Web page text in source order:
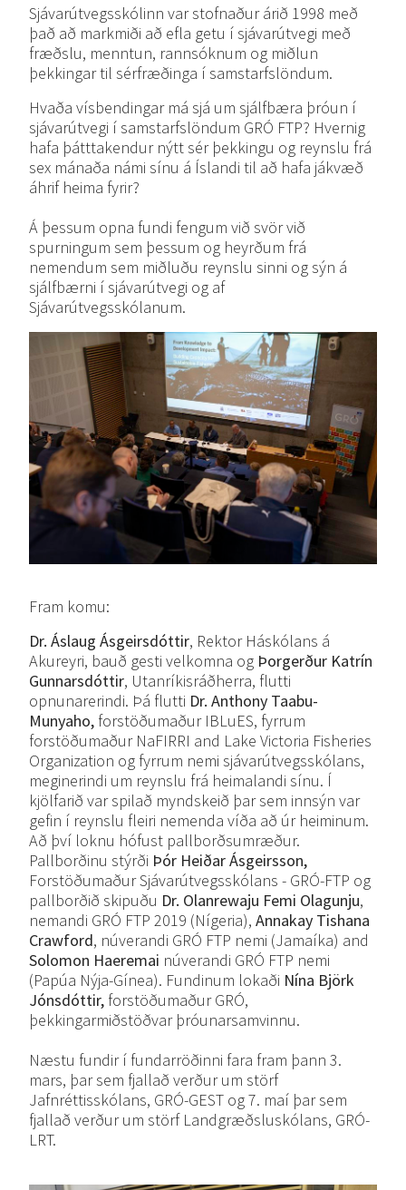
Sjávarútvegsskólinn var stofnaður árið 1998 með
það að markmiði að efla getu í sjávarútvegi með
fræðslu, menntun, rannsóknum og miðlun
þekkingar til sérfræðinga í samstarfslöndum.
Hvaða vísbendingar má sjá um sjálfbæra þróun í
sjávarútvegi í samstarfslöndum GRÓ FTP? Hvernig
hafa þátttakendur nýtt sér þekkingu og reynslu frá
sex mánaða námi sínu á Íslandi til að hafa jákvæð
áhrif heima fyrir?
Á þessum opna fundi fengum við svör við
spurningum sem þessum og heyrðum frá
nemendum sem miðluðu reynslu sinni og sýn á
sjálfbærni í sjávarútvegi og af
Sjávarútvegsskólanum.
Fram komu:
Dr. Áslaug Ásgeirsdóttir, Rektor Háskólans á
Akureyri, bauð gesti velkomna og Þorgerður Katrín
Gunnarsdóttir, Utanríkisráðherra, flutti
opnunarerindi. Þá flutti Dr. Anthony Taabu-
Munyaho, forstöðumaður IBLuES, fyrrum
forstöðumaður NaFIRRI and Lake Victoria Fisheries
Organization og fyrrum nemi sjávarútvegsskólans,
meginerindi um reynslu frá heimalandi sínu. Í
kjölfarið var spilað myndskeið þar sem innsýn var
gefin í reynslu fleiri nemenda víða að úr heiminum.
Að því loknu hófust pallborðsumræður.
Pallborðinu stýrði Þór Heiðar Ásgeirsson,
Forstöðumaður Sjávarútvegsskólans - GRÓ-FTP og
pallborðið skipuðu Dr. Olanrewaju Femi Olagunju,
nemandi GRÓ FTP 2019 (Nígeria),Annakay Tishana
Crawford, núverandi GRÓ FTP nemi (Jamaíka) and
Solomon Haeremai núverandi GRÓ FTP nemi
(Papúa Nýja-Gínea). Fundinum lokaði Nína Björk
Jónsdóttir, forstöðumaður GRÓ,
þekkingarmiðstöðvar þróunarsamvinnu.
Næstu fundir í fundarröðinni fara fram þann 3.
mars, þar sem fjallað verður um störf
Jafnréttisskólans, GRÓ-GEST og 7. maí þar sem
fjallað verður um störf Landgræðsluskólans, GRÓ-
LRT.